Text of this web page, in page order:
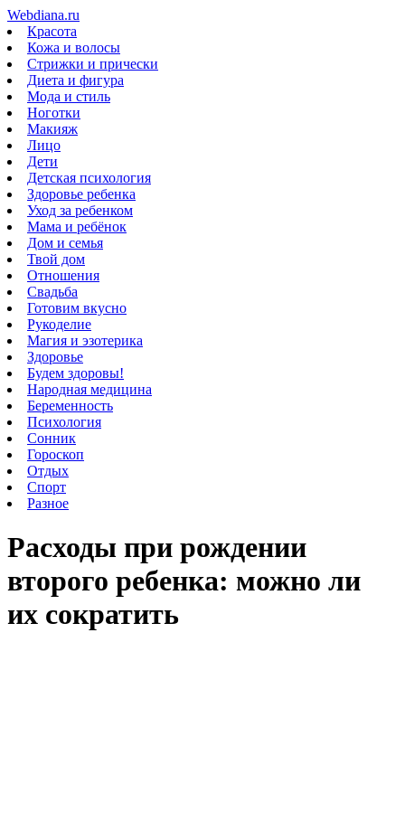
Webdiana.ru
Красота
Кожа и волосы
Стрижки и прически
Диета и фигура
Мода и стиль
Ноготки
Макияж
Лицо
Дети
Детская психология
Здоровье ребенка
Уход за ребенком
Мама и ребёнок
Дом и семья
Твой дом
Отношения
Свадьба
Готовим вкусно
Рукоделие
Магия и эзотерика
Здоровье
Будем здоровы!
Народная медицина
Беременность
Психология
Сонник
Гороскоп
Отдых
Спорт
Разное
Расходы при рождении
второго ребенка: можно ли
их сократить